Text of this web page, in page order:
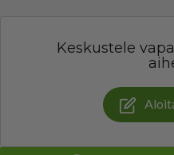
Keskustele